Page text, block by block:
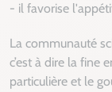
- il favorise
La communauté
c’est à dire la fine
particulière et le